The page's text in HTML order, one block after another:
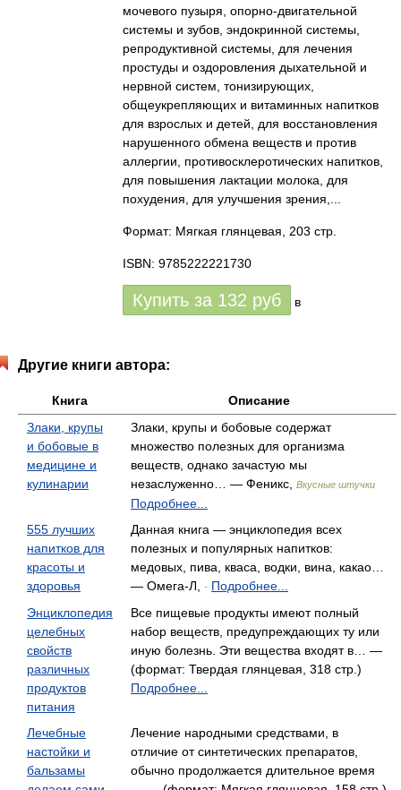
мочевого пузыря, опорно-двигательной
системы и зубов, эндокринной системы,
репродуктивной системы, для лечения
простуды и оздоровления дыхательной и
нервной систем, тонизирующих,
общеукрепляющих и витаминных напитков
для взрослых и детей, для восстановления
нарушенного обмена веществ и против
аллергии, противосклеротических напитков,
для повышения лактации молока, для
похудения, для улучшения зрения,...
Формат: Мягкая глянцевая, 203 стр.
ISBN: 9785222221730
Купить за 132 руб в
Другие книги автора:
Книга
Описание
Злаки, крупы
и бобовые в
медицине и
кулинарии
Злаки, крупы и бобовые содержат
множество полезных для организма
веществ, однако зачастую мы
незаслуженно… — Феникс,
Вкусные штучки
Подробнее...
555 лучших
напитков для
красоты и
здоровья
Данная книга — энциклопедия всех
полезных и популярных напитков:
медовых, пива, кваса, водки, вина, какао…
— Омега-Л,
- Подробнее...
Энциклопедия
целебных
свойств
различных
продуктов
питания
Все пищевые продукты имеют полный
набор веществ, предупреждающих ту или
иную болезнь. Эти вещества входят в… —
(формат: Твердая глянцевая, 318 стр.)
Подробнее...
Лечебные
настойки и
бальзамы
Лечение народными средствами, в
отличие от синтетических препаратов,
обычно продолжается длительное время